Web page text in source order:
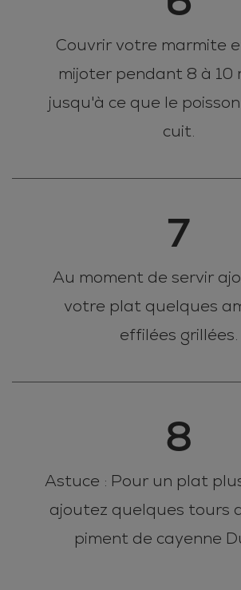
Couvrir votre marmite
mijoter pendant 8 à 10
jusqu'à ce que le
cuit.
7
Au moment de servir
votre plat quelques
effilées grillées.
8
Astuce : Pour un plat
ajoutez quelques tours
piment de cayenne